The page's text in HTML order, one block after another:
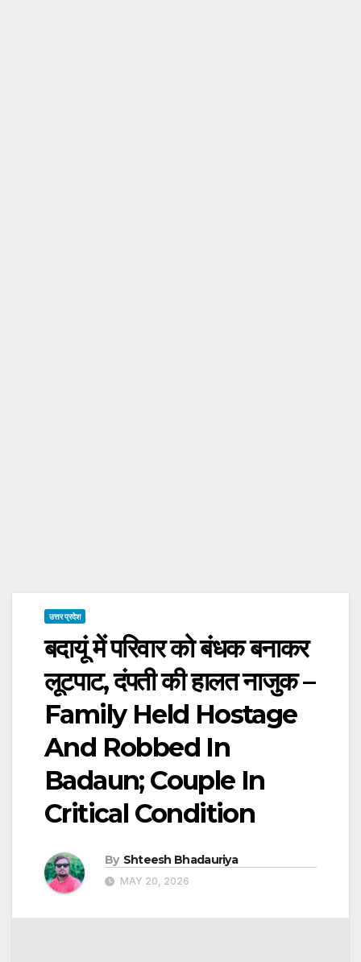
उत्तर प्रदेश
बदायूं में परिवार को बंधक बनाकर
लूटपाट, दंपती की हालत नाजुक –
Family Held Hostage
And Robbed In
Badaun; Couple In
Critical Condition
By Shteesh Bhadauriya
MAY 20, 2026